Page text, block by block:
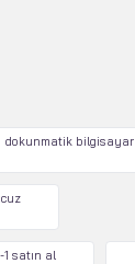
dokunmatik bilgisayar
1 satın al